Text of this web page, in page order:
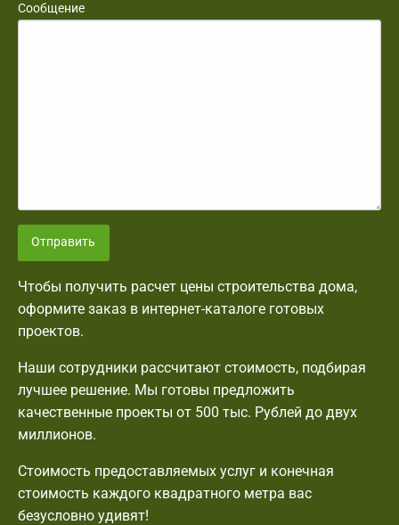
Сообщение
Отправить
Чтобы получить расчет цены строительства дома,
оформите заказ в интернет-каталоге готовых
проектов.
Наши сотрудники рассчитают стоимость, подбирая
лучшее решение. Мы готовы предложить
качественные проекты от 500 тыс. Рублей до двух
миллионов.
Стоимость предоставляемых услуг и конечная
стоимость каждого квадратного метра вас
безусловно удивят!